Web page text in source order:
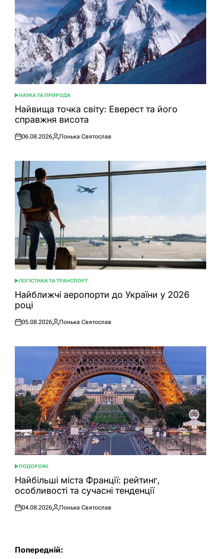
ОПУБЛІКУВАТИ
У
НАУКА ТА ПРИРОДА
Найвища точка світу: Еверест та його
справжня висота
Оприлюднено
06.08.2026
Опубліковано
Понька Святослав
ОПУБЛІКУВАТИ
У
ЛОГІСТИКА ТА ТРАНСПОРТ
Найближчі аеропорти до України у 2026
році
Оприлюднено
05.08.2026
Опубліковано
Понька Святослав
ОПУБЛІКУВАТИ
У
ПОДОРОЖІ
Найбільші міста Франції: рейтинг,
особливості та сучасні тенденції
Оприлюднено
04.08.2026
Опубліковано
Понька Святослав
Навігація
Попередній: